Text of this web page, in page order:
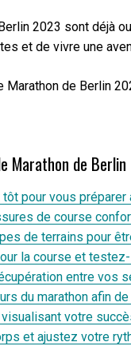
2023 sont déjà
et de vivre une
de Berlin
Marathon de
pour vous préparer
de course
de terrains pour
la course et
entre vos
du marathon afin
votre
et ajustez votre